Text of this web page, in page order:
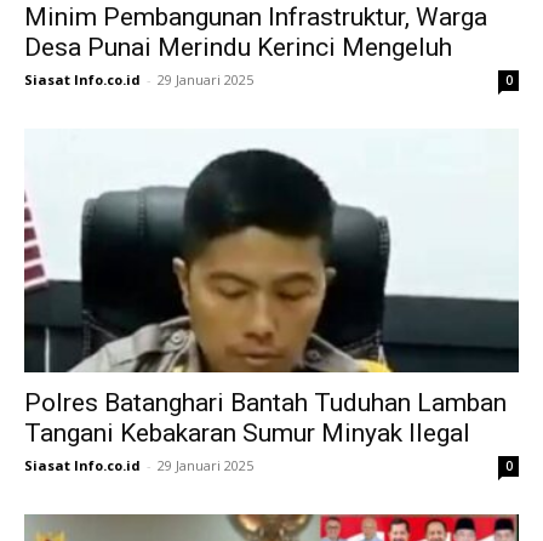
Minim Pembangunan Infrastruktur, Warga
Desa Punai Merindu Kerinci Mengeluh
Siasat Info.co.id - 29 Januari 2025 0
Polres Batanghari Bantah Tuduhan Lamban
Tangani Kebakaran Sumur Minyak Ilegal
Siasat Info.co.id - 29 Januari 2025 0